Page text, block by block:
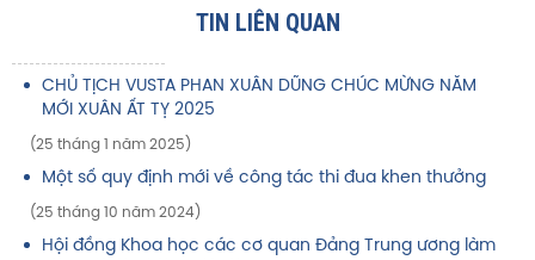
TIN LIÊN QUAN
CHỦ TỊCH VUSTA PHAN XUÂN DŨNG CHÚC MỪNG NĂM
MỚI XUÂN ẤT TỴ 2025
(25 tháng 1 năm 2025)
Một số quy định mới về công tác thi đua khen thưởng
(25 tháng 10 năm 2024)
Hội đồng Khoa học các cơ quan Đảng Trung ương làm